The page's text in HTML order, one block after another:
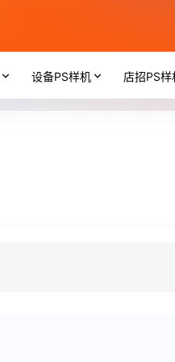
设备PS样机 店招PS样